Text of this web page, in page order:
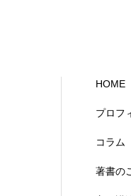
HOME
プロフ
コラム
著書の